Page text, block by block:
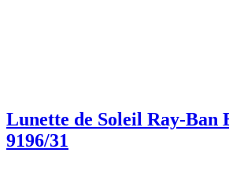
Lunette de Soleil Ray-Ban
9196/31